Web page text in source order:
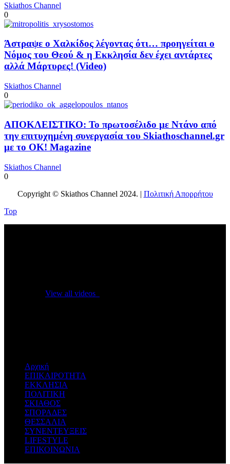
Skiathos Channel
0
Άστραψε ο Χαλκίδος λέγοντας ότι… προηγείται ο
Νόμος του Θεού & η Εκκλησία δεν έχει αντάρτες
αλλά Μάρτυρες! (Video)
Skiathos Channel
0
ΑΠΟΚΛΕΙΣΤΙΚΟ: Το πρωτοσέλιδο με Ντάνο από
την επιτυχημένη συνεργασία του Skiathoschannel.gr
με το OK! Magazine
Skiathos Channel
0
Copyright © Skiathos Channel 2024. | Πολιτική Απορρήτου
Top
View all videos
Αρχική
ΕΠΙΚΑΙΡΟΤΗΤΑ
ΕΚΚΛΗΣΙΑ
ΠΟΛΙΤΙΚΗ
ΣΚΙΑΘΟΣ
ΣΠΟΡΑΔΕΣ
ΘΕΣΣΑΛΙΑ
ΣΥΝΕΝΤΕΥΞΕΙΣ
LIFESTYLE
ΕΠΙΚΟΙΝΩΝΙΑ